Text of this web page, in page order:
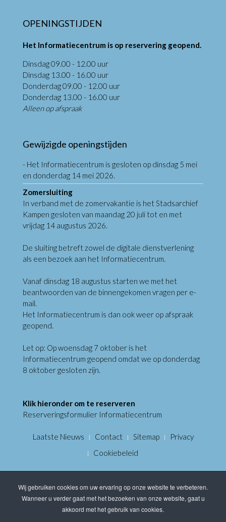
OPENINGSTIJDEN
Het Informatiecentrum is op reservering geopend.
Dinsdag 09.00 - 12.00 uur
Dinsdag 13.00 - 16.00 uur
Donderdag 09.00 - 12.00 uur
Donderdag 13.00 - 16.00 uur
Alleen op afspraak
Gewijzigde openingstijden
- Het Informatiecentrum is gesloten op dinsdag 5 mei
en donderdag 14 mei 2026.
Zomersluiting
In verband met de zomervakantie is het Stadsarchief
Kampen gesloten van maandag 20 juli tot en met
vrijdag 14 augustus 2026.
De sluiting betreft zowel de digitale dienstverlening
als een bezoek aan het Informatiecentrum.
Vanaf dinsdag 18 augustus starten we met het
beantwoorden van de binnengekomen vragen per e-
mail.
Het Informatiecentrum is dan ook weer op afspraak
geopend.
Let op: Op woensdag 7 oktober is het
Informatiecentrum geopend omdat we op donderdag
8 oktober gesloten zijn.
Klik hieronder om te reserveren
Reserveringsformulier Informatiecentrum
Laatste Nieuws Contact Sitemap
Privacy
Cookiebeleid
Wij gebruiken cookies om uw ervaring op onze website te verbeteren.
Wanneer u verder gaat met het bezoeken van onze website, gaat u
akkoord met het gebruik van cookies.